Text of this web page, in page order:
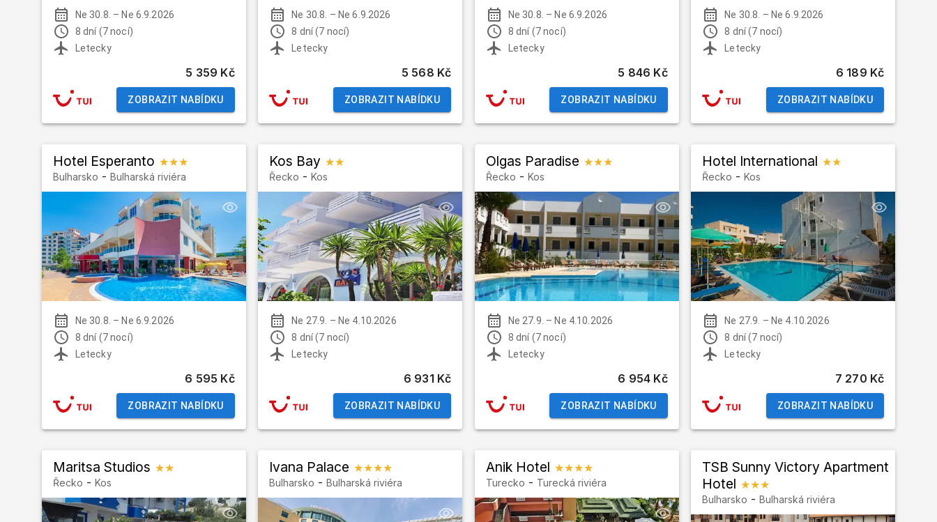
Ne 30.8. – Ne 6.9.2026
8 dní (7 nocí)
Letecky
5 359 Kč
ZOBRAZIT NABÍDKU
Ne 30.8. – Ne 6.9.2026
8 dní (7 nocí)
Letecky
5 568 Kč
ZOBRAZIT NABÍDKU
Ne 30.8. – Ne 6.9.2026
8 dní (7 nocí)
Letecky
5 846 Kč
ZOBRAZIT NABÍDKU
Ne 30.8. – Ne 6.9.2026
8 dní (7 nocí)
Letecky
6 189 Kč
ZOBRAZIT NABÍDKU
Hotel Esperanto ★★★
Bulharsko - Bulharská riviéra
Ne 30.8. – Ne 6.9.2026
8 dní (7 nocí)
Letecky
6 595 Kč
ZOBRAZIT NABÍDKU
Kos Bay ★★
Řecko -Kos
Ne 27.9. – Ne 4.10.2026
8 dní (7 nocí)
Letecky
6 931 Kč
ZOBRAZIT NABÍDKU
Olgas Paradise ★★★
Řecko - Kos
Ne 27.9. – Ne 4.10.2026
8 dní (7 nocí)
Letecky
6 954 Kč
ZOBRAZIT NABÍDKU
Hotel International ★★
Řecko -Kos
Ne 27.9. – Ne 4.10.2026
8 dní (7 nocí)
Letecky
7 270 Kč
ZOBRAZIT NABÍDKU
Maritsa Studios ★★
Řecko - Kos
Ivana Palace ★★★★
Bulharsko -Bulharská riviéra
Anik Hotel ★★★★
Turecko - Turecká riviéra
TSB Sunny Victory Apartment
Hotel ★★★
Bulharsko -Bulharská riviéra